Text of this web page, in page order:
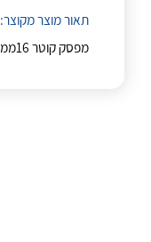
לכל מוצרי היצרן
תאור מוצר מקוצר:
מפסק קוטר 16ממ+מפתח OM A165K-T2ML-1